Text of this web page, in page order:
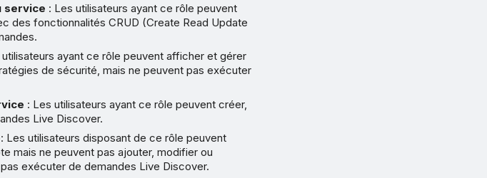
service : Les utilisateurs ayant ce rôle peuvent
des fonctionnalités CRUD (Create Read Update
utilisateurs ayant ce rôle peuvent afficher et gérer
de sécurité, mais ne peuvent pas exécuter
: Les utilisateurs ayant ce rôle peuvent créer,
Live Discover.
: Les utilisateurs disposant de ce rôle peuvent
mais ne peuvent pas ajouter, modifier ou
exécuter de demandes Live Discover.